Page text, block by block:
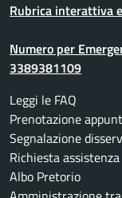
Rubrica interattiva
Numero per
3389381109
Leggi le FAQ
Prenotazione
Segnalazione
Richiesta assistenza
Albo Pretorio